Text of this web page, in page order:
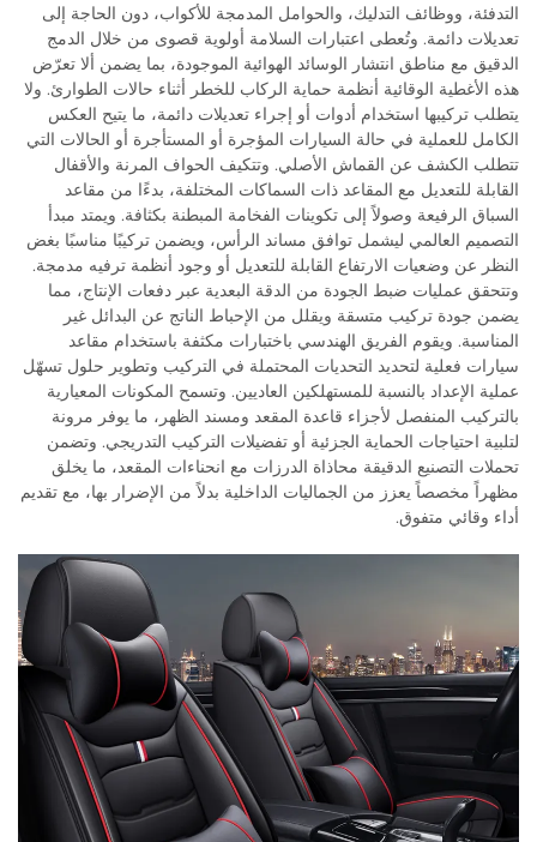
التدفئة، ووظائف التدليك، والحوامل المدمجة للأكواب، دون الحاجة إلى
تعديلات دائمة. وتُعطى اعتبارات السلامة أولوية قصوى من خلال الدمج
الدقيق مع مناطق انتشار الوسائد الهوائية الموجودة، بما يضمن ألا تعرّض
هذه الأغطية الوقائية أنظمة حماية الركاب للخطر أثناء حالات الطوارئ. ولا
يتطلب تركيبها استخدام أدوات أو إجراء تعديلات دائمة، ما يتيح العكس
الكامل للعملية في حالة السيارات المؤجرة أو المستأجرة أو الحالات التي
تتطلب الكشف عن القماش الأصلي. وتتكيف الحواف المرنة والأقفال
القابلة للتعديل مع المقاعد ذات السماكات المختلفة، بدءًا من مقاعد
السباق الرفيعة وصولاً إلى تكوينات الفخامة المبطنة بكثافة. ويمتد مبدأ
التصميم العالمي ليشمل توافق مساند الرأس، ويضمن تركيبًا مناسبًا بغض
النظر عن وضعيات الارتفاع القابلة للتعديل أو وجود أنظمة ترفيه مدمجة.
وتتحقق عمليات ضبط الجودة من الدقة البعدية عبر دفعات الإنتاج، مما
يضمن جودة تركيب متسقة ويقلل من الإحباط الناتج عن البدائل غير
المناسبة. ويقوم الفريق الهندسي باختبارات مكثفة باستخدام مقاعد
سيارات فعلية لتحديد التحديات المحتملة في التركيب وتطوير حلول تسهّل
عملية الإعداد بالنسبة للمستهلكين العاديين. وتسمح المكونات المعيارية
بالتركيب المنفصل لأجزاء قاعدة المقعد ومسند الظهر، ما يوفر مرونة
لتلبية احتياجات الحماية الجزئية أو تفضيلات التركيب التدريجي. وتضمن
تحملات التصنيع الدقيقة محاذاة الدرزات مع انحناءات المقعد، ما يخلق
مظهراً مخصصاً يعزز من الجماليات الداخلية بدلاً من الإضرار بها، مع تقديم
أداء وقائي متفوق.